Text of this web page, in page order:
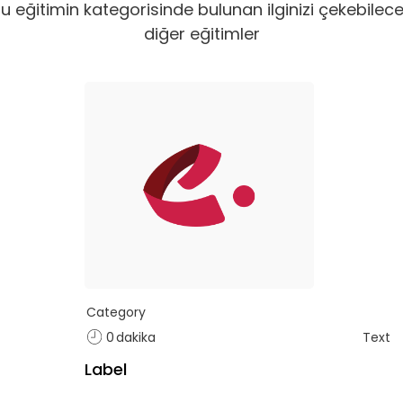
eğitimin kategorisinde bulunan ilginizi
diğer eğitimler
Category
0dakika Text
Label
Basic Katalog içerisindeki